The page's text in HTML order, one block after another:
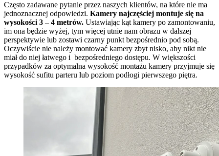
Często zadawane pytanie przez naszych klientów, na które nie ma
jednoznacznej odpowiedzi. Kamery najczęściej montuje się na
wysokości 3 – 4 metrów. Ustawiając kąt kamery po zamontowaniu,
im ona będzie wyżej, tym więcej utnie nam obrazu w dalszej
perspektywie lub zostawi czarny punkt bezpośrednio pod sobą.
Oczywiście nie należy montować kamery zbyt nisko, aby nikt nie
miał do niej łatwego i bezpośredniego dostępu. W większości
przypadków za optymalna wysokość montażu kamery przyjmuje się
wysokość sufitu parteru lub poziom podłogi pierwszego piętra.